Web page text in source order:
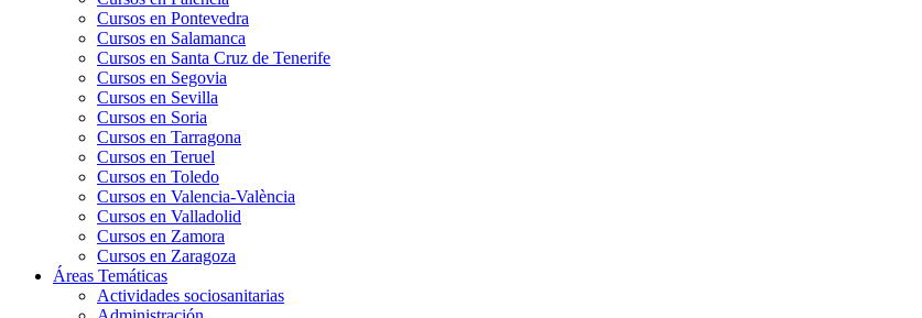
Cursos en Pontevedra
Cursos en Salamanca
Cursos en Santa Cruz de Tenerife
Cursos en Segovia
Cursos en Sevilla
Cursos en Soria
Cursos en Tarragona
Cursos en Teruel
Cursos en Toledo
Cursos en Valencia-València
Cursos en Valladolid
Cursos en Zamora
Cursos en Zaragoza
Áreas Temáticas
Actividades sociosanitarias